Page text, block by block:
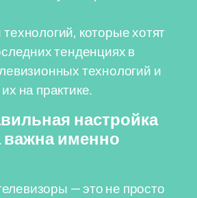
которые хотят
тенденциях в
технологий и
на практике.
настройка
важна именно
— это не просто